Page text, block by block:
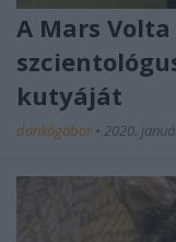
A Mars
kutyáját
dankógábor • 2020.